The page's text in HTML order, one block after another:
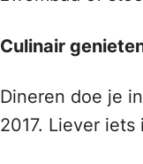
Culinair
Dineren doe je
2017. Liever